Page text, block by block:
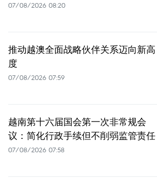
07/08/2026 08:20
推动越澳全面战略伙伴关系迈向新高
度
07/08/2026 07:59
越南第十六届国会第一次非常规会
议：简化行政手续但不削弱监管责任
07/08/2026 07:58